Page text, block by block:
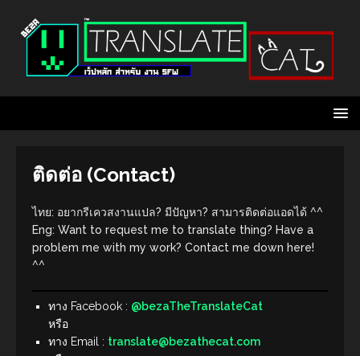
ติดต่อ (Contact)
ไทย: อยากรีเควสงานแปล? มีปัญหา? สามารติดต่อแอดได้ ^^
Eng: Want to request me to translate thing? Have a
problem me with my work? Contact me down here!
^^
ทาง Facebook : @bezaTheTranslateCat
หรือ
ทาง Email : translate@bezathecat.com